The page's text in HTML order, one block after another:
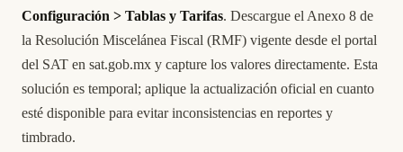
Configuración > Tablas y Tarifas. Descargue el Anexo 8 de
la Resolución Miscelánea Fiscal (RMF) vigente desde el portal
del SAT en sat.gob.mx y capture los valores directamente. Esta
solución es temporal; aplique la actualización oficial en cuanto
esté disponible para evitar inconsistencias en reportes y
timbrado.